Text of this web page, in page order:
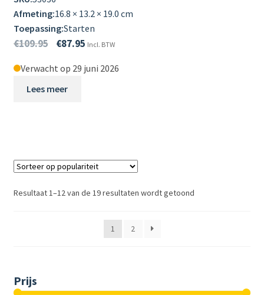
Afmeting:16.8 × 13.2 × 19.0 cm
Toepassing:Starten
€109.95 €87.95 Incl. BTW
Verwacht op 29 juni 2026
Lees meer
Resultaat 1–12 van de 19 resultaten wordt getoond
1 2
Prijs